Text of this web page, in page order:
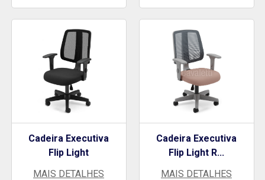
Cadeira Executiva
Flip Light
MAIS DETALHES
Cadeira Executiva
Flip Light R...
MAIS DETALHES